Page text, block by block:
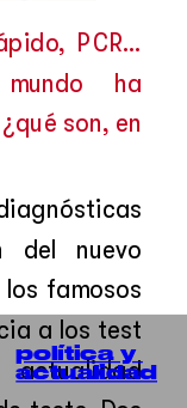
política y
actualidad
PCR…
ha
son, en
del nuevo
los famosos
a los test